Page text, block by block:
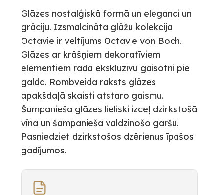
Glāzes nostalģiskā formā un eleganci un
grāciju. Izsmalcināta glāžu kolekcija
Octavie ir veltījums Octavie von Boch.
Glāzes ar krāšņiem dekoratīviem
elementiem rada ekskluzīvu gaisotni pie
galda. Rombveida raksts glāzes
apakšdaļā skaisti atstaro gaismu.
Šampanieša glāzes lieliski izceļ dzirkstošā
vīna un šampanieša valdzinošo garšu.
Pasniedziet dzirkstošos dzērienus īpašos
gadījumos.